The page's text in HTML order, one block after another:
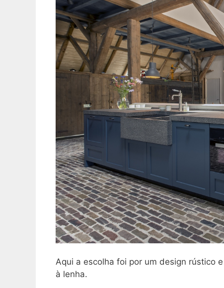
Aqui a escolha foi por um design rústico
à lenha.